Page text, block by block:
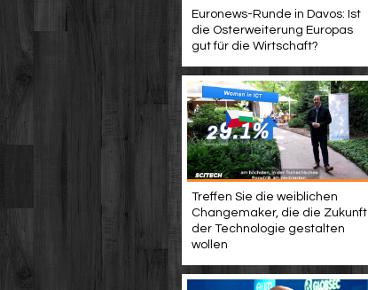
Euronews-Runde in Davos: Ist
die Osterweiterung Europas
gut für die Wirtschaft?
Treffen Sie die weiblichen
Changemaker, die die Zukunft
der Technologie gestalten
wollen